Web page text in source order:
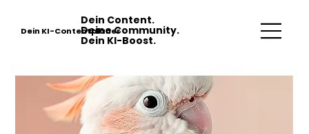
Dein Content.
Deine Community.
Dein KI-Boost.
Dein KI-Contentplaner